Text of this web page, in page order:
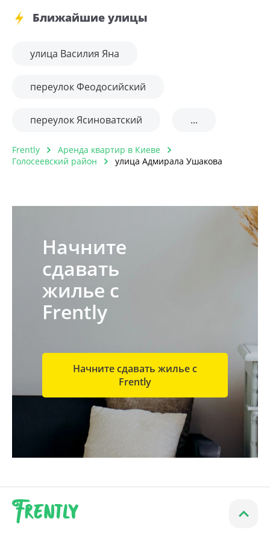
Ближайшие улицы
улица Василия Яна
переулок Феодосийский
переулок Ясиноватский ...
Frently
Аренда квартир в Киеве
Голосеевский район
улица Адмирала Ушакова
Начните
сдавать
жилье с
Frently
Начните сдавать жилье с
Frently